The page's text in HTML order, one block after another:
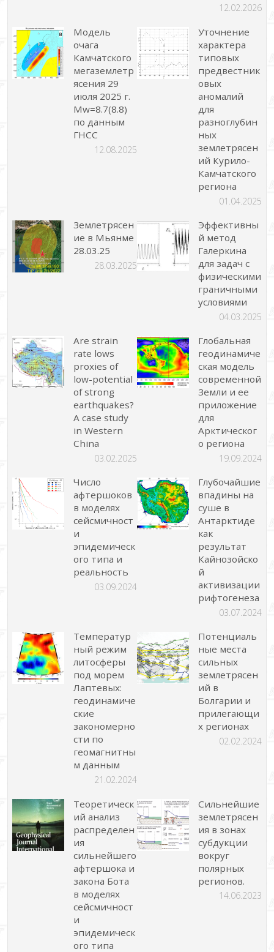
12.02.2026
Модель
очага
Камчатского
мегаземлетр
ясения 29
июля 2025 г.
Mw=8.7(8.8)
по данным
ГНСС
12.08.2025
Уточнение
характера
типовых
предвестник
овых
аномалий
для
разноглубин
ных
землетрясен
ий Курило-
Камчатского
региона
01.04.2025
Землетрясен
ие в Мьянме
28.03.25
28.03.2025
Эффективны
й метод
Галеркина
для задач с
физическими
граничными
условиями
04.03.2025
Are strain
rate lows
proxies of
low-potential
of strong
earthquakes?
A case study
in Western
China
03.02.2025
Глобальная
геодинамиче
ская модель
современной
Земли и ее
приложение
для
Арктическог
о региона
19.09.2024
Число
афтершоков
в моделях
сейсмичност
и
эпидемическ
ого типа и
реальность
03.09.2024
Глубочайшие
впадины на
суше в
Антарктиде
как
результат
Кайнозойско
й
активизации
рифтогенеза
03.07.2024
Температур
ный режим
литосферы
под морем
Лаптевых:
геодинамиче
ские
закономерно
сти по
геомагнитны
м данным
21.02.2024
Потенциаль
ные места
сильных
землетрясен
ий в
Болгарии и
прилегающи
х регионах
02.02.2024
Теоретическ
ий анализ
распределен
ия
сильнейшего
афтершока и
закона Бота
в моделях
сейсмичност
и
эпидемическ
ого типа
Сильнейшие
землетрясен
ия в зонах
субдукции
вокруг
полярных
регионов.
14.06.2023